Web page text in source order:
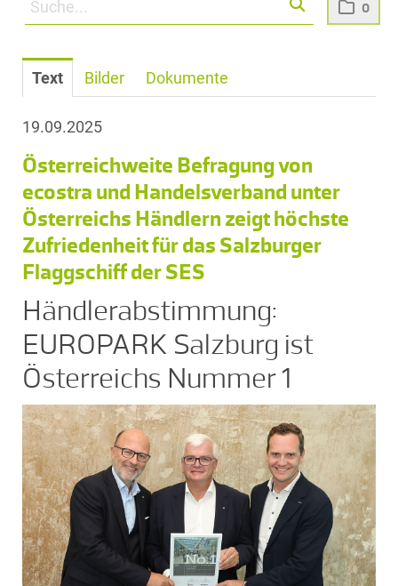
0
Text Bilder Dokumente
19.09.2025
Österreichweite Befragung von
ecostra und Handelsverband unter
Österreichs Händlern zeigt höchste
Zufriedenheit für das Salzburger
Flaggschiff der SES
Händlerabstimmung:
EUROPARK Salzburg ist
Österreichs Nummer 1